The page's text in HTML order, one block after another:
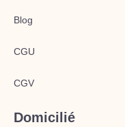
Blog
CGU
CGV
Domicilié